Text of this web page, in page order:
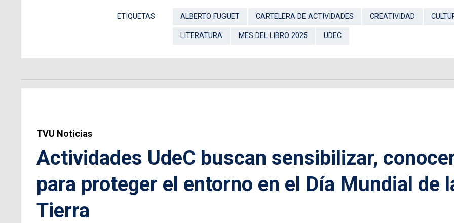
ETIQUETAS ALBERTO FUGUET CARTELERA DE ACTIVIDADES CREATIVIDAD
LITERATURA MES DEL LIBRO 2025 UDEC
TVU Noticias
Actividades UdeC buscan sensibilizar,
para proteger el entorno en el Día Mundial de
Tierra